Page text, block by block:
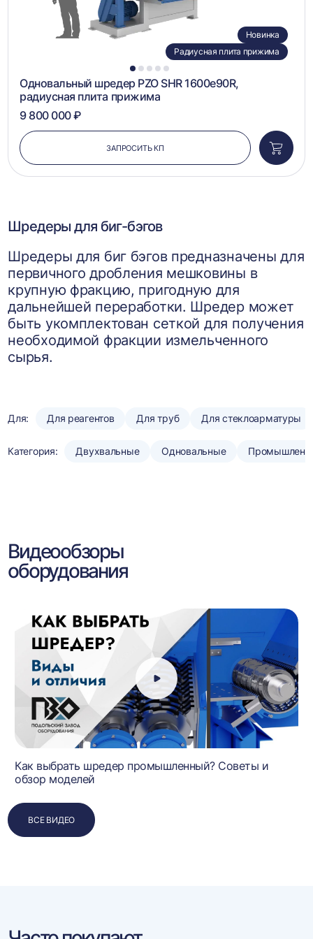
1 2 3 4 5
Новинка
Радиусная плита прижима
Одновальный шредер PZO SHR 1600e90R,
радиусная плита прижима
9 800 000 ₽
ЗАПРОСИТЬ КП
в
Шредеры для биг-бэгов
Шредеры для биг бэгов предназначены для
первичного дробления мешковины в
крупную фракцию, пригодную для
дальнейшей переработки. Шредер может
быть укомплектован сеткой для получения
необходимой фракции измельченного
сырья.
Для: Для реагентов Для труб Для стеклоарматуры
Категория: Двухвальные Одновальные
Видеообзоры
оборудования
Как выбрать шредер промышленный? Советы и
обзор моделей
ВСЕ ВИДЕО